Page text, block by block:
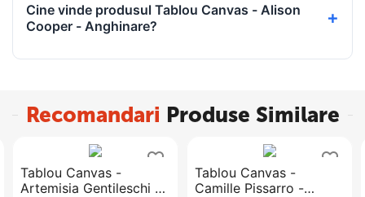
Cine vinde produsul Tablou Canvas - Alison
Cooper - Anghinare?
Recomandari Produse Similare
Tablou Canvas -
Artemisia Gentileschi -
Tablou Canvas -
Camille Pissarro -